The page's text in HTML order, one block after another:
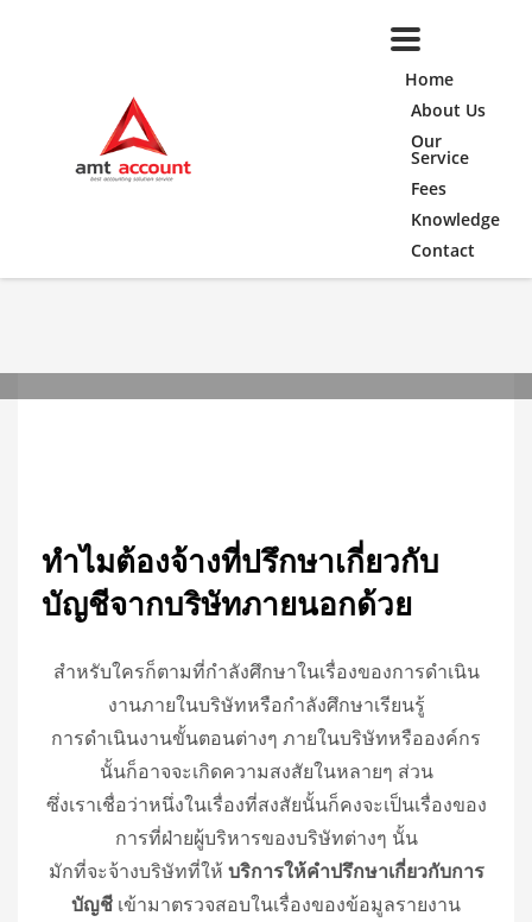
Home
About Us
Our
Service
Fees
Knowledge
Contact
ทำไมต้องจ้างที่ปรึกษาเกี่ยวกับ
บัญชีจากบริษัทภายนอกด้วย
สำหรับใครก็ตามที่กำลังศึกษาในเรื่องของการดำเนิน
งานภายในบริษัทหรือกำลังศึกษาเรียนรู้
การดำเนินงานขั้นตอนต่างๆ ภายในบริษัทหรือองค์กร
นั้นก็อาจจะเกิดความสงสัยในหลายๆ ส่วน
ซึ่งเราเชื่อว่าหนึ่งในเรื่องที่สงสัยนั้นก็คงจะเป็นเรื่องของ
การที่ฝ่ายผู้บริหารของบริษัทต่างๆ นั้น
มักที่จะจ้างบริษัทที่ให้บริการให้คำปรึกษาเกี่ยวกับการ
บัญชี เข้ามาตรวจสอบในเรื่องของข้อมูลรายงาน